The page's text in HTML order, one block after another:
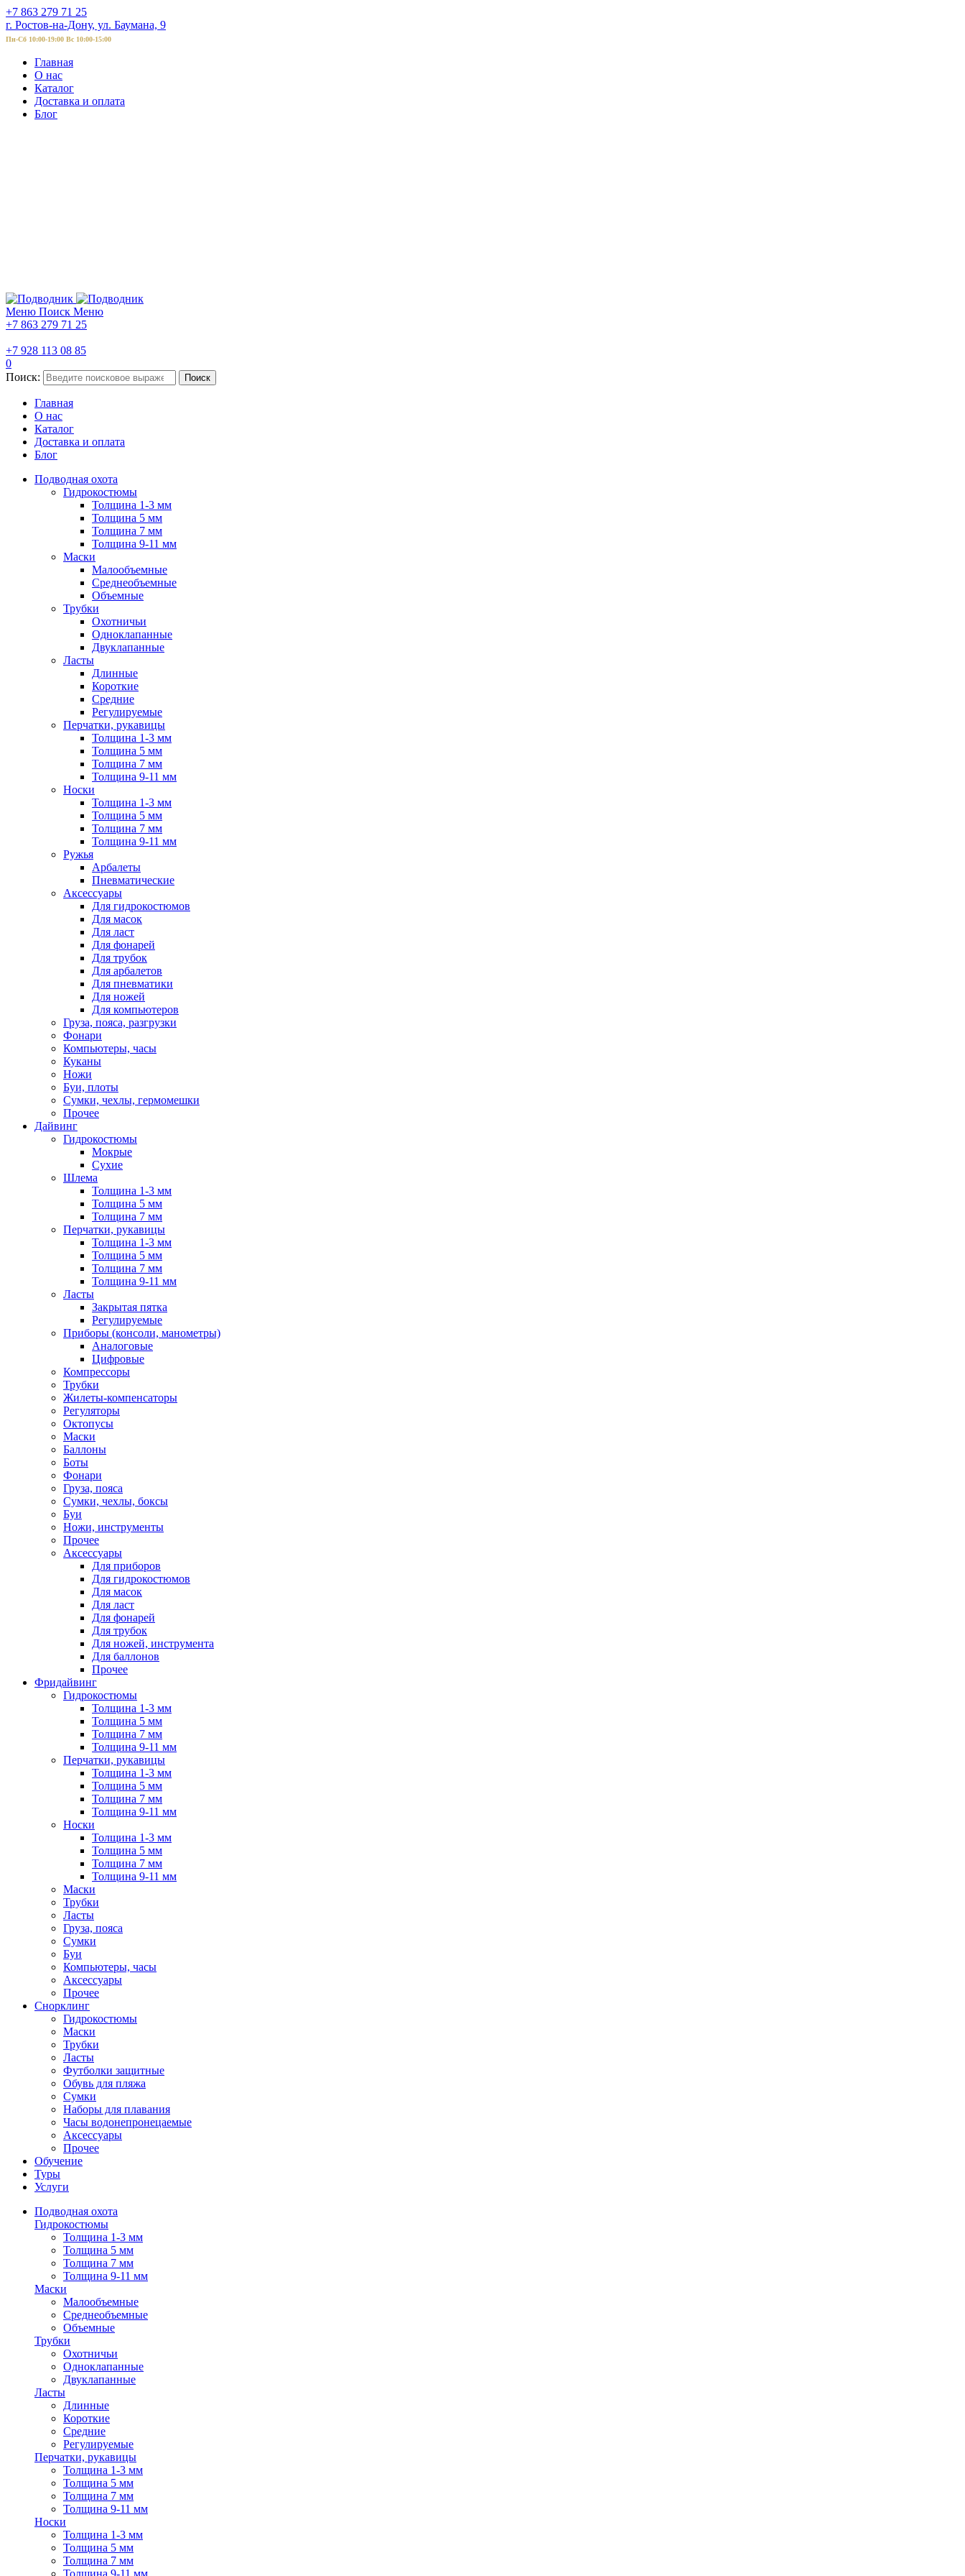
+7 863 279 71 25
г. Ростов-на-Дону, ул. Баумана, 9
Пн-Сб 10:00-19:00 Вс 10:00-15:00
Главная
О нас
Каталог
Доставка и оплата
Блог
Меню Поиск Меню
+7 863 279 71 25
+7 928 113 08 85
0
Поиск:
Поиск
Главная
О нас
Каталог
Доставка и оплата
Блог
Подводная охота
Гидрокостюмы
Толщина 1-3 мм
Толщина 5 мм
Толщина 7 мм
Толщина 9-11 мм
Маски
Малообъемные
Среднеобъемные
Объемные
Трубки
Охотничьи
Одноклапанные
Двуклапанные
Ласты
Длинные
Короткие
Средние
Регулируемые
Перчатки, рукавицы
Толщина 1-3 мм
Толщина 5 мм
Толщина 7 мм
Толщина 9-11 мм
Носки
Толщина 1-3 мм
Толщина 5 мм
Толщина 7 мм
Толщина 9-11 мм
Ружья
Арбалеты
Пневматические
Аксессуары
Для гидрокостюмов
Для масок
Для ласт
Для фонарей
Для трубок
Для арбалетов
Для пневматики
Для ножей
Для компьютеров
Груза, пояса, разгрузки
Фонари
Компьютеры, часы
Куканы
Ножи
Буи, плоты
Сумки, чехлы, гермомешки
Прочее
Дайвинг
Гидрокостюмы
Мокрые
Сухие
Шлема
Толщина 1-3 мм
Толщина 5 мм
Толщина 7 мм
Перчатки, рукавицы
Толщина 1-3 мм
Толщина 5 мм
Толщина 7 мм
Толщина 9-11 мм
Ласты
Закрытая пятка
Регулируемые
Приборы (консоли, манометры)
Аналоговые
Цифровые
Компрессоры
Трубки
Жилеты-компенсаторы
Регуляторы
Октопусы
Маски
Баллоны
Боты
Фонари
Груза, пояса
Сумки, чехлы, боксы
Буи
Ножи, инструменты
Прочее
Аксессуары
Для приборов
Для гидрокостюмов
Для масок
Для ласт
Для фонарей
Для трубок
Для ножей, инструмента
Для баллонов
Прочее
Фридайвинг
Гидрокостюмы
Толщина 1-3 мм
Толщина 5 мм
Толщина 7 мм
Толщина 9-11 мм
Перчатки, рукавицы
Толщина 1-3 мм
Толщина 5 мм
Толщина 7 мм
Толщина 9-11 мм
Носки
Толщина 1-3 мм
Толщина 5 мм
Толщина 7 мм
Толщина 9-11 мм
Маски
Трубки
Ласты
Груза, пояса
Сумки
Буи
Компьютеры, часы
Аксессуары
Прочее
Снорклинг
Гидрокостюмы
Маски
Трубки
Ласты
Футболки защитные
Обувь для пляжа
Сумки
Наборы для плавания
Часы водонепронецаемые
Аксессуары
Прочее
Обучение
Туры
Услуги
Подводная охота
Гидрокостюмы
Толщина 1-3 мм
Толщина 5 мм
Толщина 7 мм
Толщина 9-11 мм
Маски
Малообъемные
Среднеобъемные
Объемные
Трубки
Охотничьи
Одноклапанные
Двуклапанные
Ласты
Длинные
Короткие
Средние
Регулируемые
Перчатки, рукавицы
Толщина 1-3 мм
Толщина 5 мм
Толщина 7 мм
Толщина 9-11 мм
Носки
Толщина 1-3 мм
Толщина 5 мм
Толщина 7 мм
Толщина 9-11 мм